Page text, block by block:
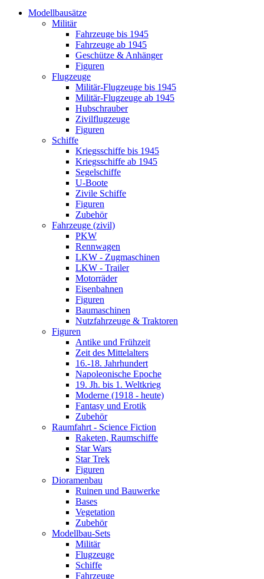
Modellbausätze
Militär
Fahrzeuge bis 1945
Fahrzeuge ab 1945
Geschütze & Anhänger
Figuren
Flugzeuge
Militär-Flugzeuge bis 1945
Militär-Flugzeuge ab 1945
Hubschrauber
Zivilflugzeuge
Figuren
Schiffe
Kriegsschiffe bis 1945
Kriegsschiffe ab 1945
Segelschiffe
U-Boote
Zivile Schiffe
Figuren
Zubehör
Fahrzeuge (zivil)
PKW
Rennwagen
LKW - Zugmaschinen
LKW - Trailer
Motorräder
Eisenbahnen
Figuren
Baumaschinen
Nutzfahrzeuge & Traktoren
Figuren
Antike und Frühzeit
Zeit des Mittelalters
16.-18. Jahrhundert
Napoleonische Epoche
19. Jh. bis 1. Weltkrieg
Moderne (1918 - heute)
Fantasy und Erotik
Zubehör
Raumfahrt - Science Fiction
Raketen, Raumschiffe
Star Wars
Star Trek
Figuren
Dioramenbau
Ruinen und Bauwerke
Bases
Vegetation
Zubehör
Modellbau-Sets
Militär
Flugzeuge
Schiffe
Fahrzeuge